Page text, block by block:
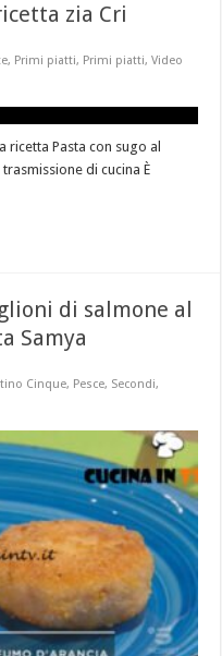
zia Cri
, Primi piatti, Primi piatti,Video
Pasta con sugo al
di cucina È
di salmone al
Samya
Cinque, Pesce, Secondi,